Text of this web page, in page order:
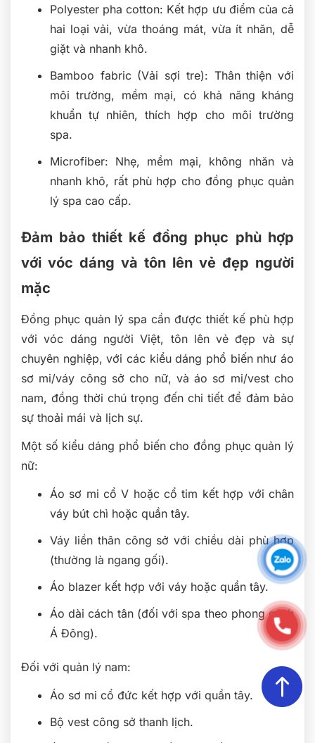
Polyester pha cotton: Kết hợp ưu điểm của cả
hai loại vải, vừa thoáng mát, vừa ít nhăn, dễ
giặt và nhanh khô.
Bamboo fabric (Vải sợi tre): Thân thiện với
môi trường, mềm mại, có khả năng kháng
khuẩn tự nhiên, thích hợp cho môi trường
spa.
Microfiber: Nhẹ, mềm mại, không nhăn và
nhanh khô, rất phù hợp cho đồng phục quản
lý spa cao cấp.
Đảm bảo thiết kế đồng phục phù hợp
với vóc dáng và tôn lên vẻ đẹp người
mặc
Đồng phục quản lý spa cần được thiết kế phù hợp
với vóc dáng người Việt, tôn lên vẻ đẹp và sự
chuyên nghiệp, với các kiểu dáng phổ biến như áo
sơ mi/váy công sở cho nữ, và áo sơ mi/vest cho
nam, đồng thời chú trọng đến chi tiết để đảm bảo
sự thoải mái và lịch sự.
Một số kiểu dáng phổ biến cho đồng phục quản lý
nữ:
Áo sơ mi cổ V hoặc cổ tim kết hợp với chân
váy bút chì hoặc quần tây.
Váy liền thân công sở với chiều dài phù hợp
(thường là ngang gối).
Áo blazer kết hợp với váy hoặc quần tây.
Áo dài cách tân (đối với spa theo phong cách
Á Đông).
Đối với quản lý nam:
Áo sơ mi cổ đức kết hợp với quần tây.
Bộ vest công sở thanh lịch.